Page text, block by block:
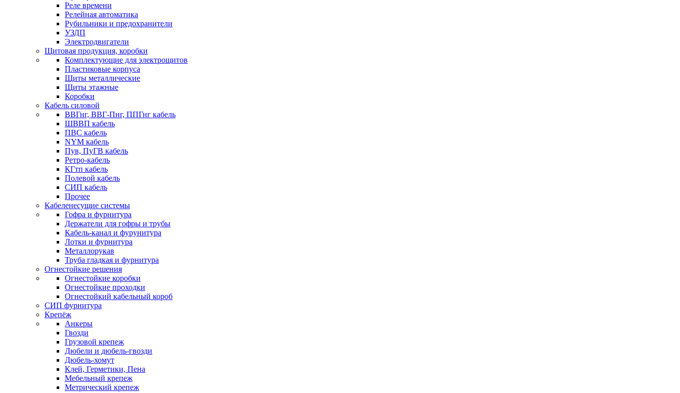
Реле времени
Релейная автоматика
Рубильники и предохранители
УЗДП
Электродвигатели
Щитовая продукция, коробки
Комплектующие для электрощитов
Пластиковые корпуса
Щиты металлические
Щиты этажные
Коробки
Кабель силовой
ВВГнг, ВВГ-Пнг, ППГнг кабель
ШВВП кабель
ПВС кабель
NYM кабель
Пув, ПуГВ кабель
Ретро-кабель
КГтп кабель
Полевой кабель
СИП кабель
Прочее
Кабеленесущие системы
Гофра и фурнитура
Держатели для гофры и трубы
Кабель-канал и фурунитура
Лотки и фурнитура
Металлорукав
Труба гладкая и фурнитура
Огнестойкие решения
Огнестойкие коробки
Огнестойкие проходки
Огнестойкий кабельный короб
СИП фурнитура
Крепёж
Анкеры
Гвозди
Грузовой крепеж
Дюбели и дюбель-гвозди
Дюбель-хомут
Клей, Герметики, Пена
Мебельный крепеж
Метрический крепеж